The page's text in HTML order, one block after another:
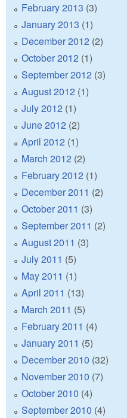
February 2013 (3)
January 2013 (1)
December 2012 (2)
October 2012 (1)
September 2012 (3)
August 2012 (1)
July 2012 (1)
June 2012 (2)
April 2012 (1)
March 2012 (2)
February 2012 (1)
December 2011 (2)
October 2011 (3)
September 2011 (2)
August 2011 (3)
July 2011 (5)
May 2011 (1)
April 2011 (13)
March 2011 (5)
February 2011 (4)
January 2011 (5)
December 2010 (32)
November 2010 (7)
October 2010 (4)
September 2010 (4)